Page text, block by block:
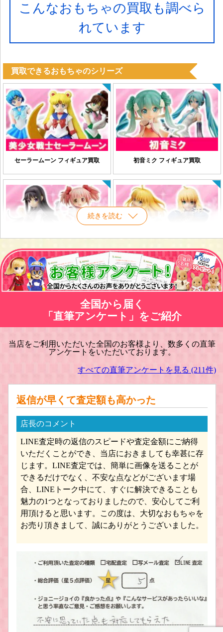
こんなおもちゃの買取も調べら
れています
買取できるおもちゃのシリーズ
続きを読む
セーラームーン フィギュア買取 初音ミク フィギュア買取
魔法少女まどか☆マギカ フィギュア
買取
Fate/フェイト フィギュア買取
魔法少女リリカルなのは フィギュア
武装神姫フィギュア買取
一騎当千フィギュア買取 すーぱーそに子 フィギュア買取
けいおん！ フィギュア買取 涼宮ハルヒの憂鬱 フィギュア買取
全国から届く
「直筆アンケート」をご紹介
当店をご利用いただいた全国のお客様より、数多くの直筆
アンケートをいただいております。
すべての直筆アンケートを見る (211件)
返信が早くて査定額も高かった
店長のコメント
LINE査定時の返信のスピードや査定金額にご納得
いただくことができ、当店におきましても幸甚に存
じます。LINE査定では、簡単に画像を送ることが
できるだけでなく、不安な点などがございます場
合、LINEトーク中にて、すぐに解決できることも
魅力の1つとなっておりましたので、安心してご利
用頂けると思います。この度は、大切なおもちゃを
お売り頂きまして、誠にありがとうございました。